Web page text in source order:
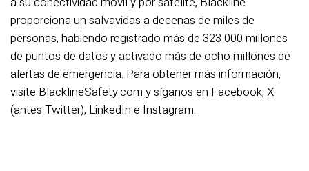
proporciona un salvavidas a decenas de miles de
personas, habiendo registrado más de 323 000 millones
de puntos de datos y activado más de ocho millones de
alertas de emergencia. Para obtener más información,
visite BlacklineSafety.com y síganos en Facebook, X
(antes Twitter), LinkedIn e Instagram.